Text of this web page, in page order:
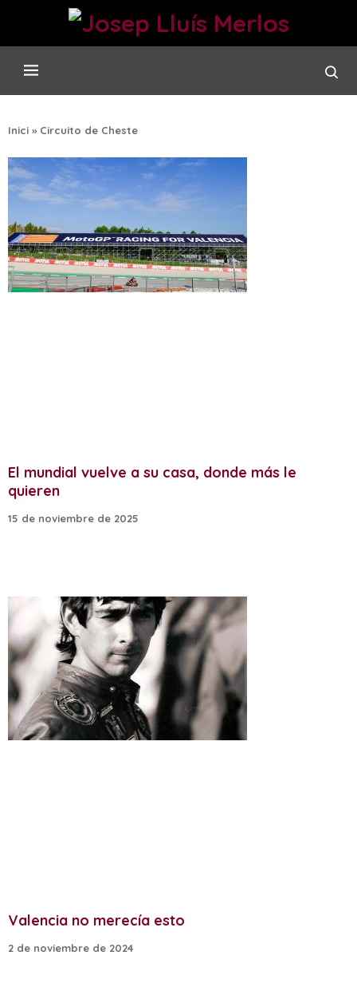
Inici » Circuito de Cheste
El mundial vuelve a su casa, donde más le
quieren
15 de noviembre de 2025
Valencia no merecía esto
2 de noviembre de 2024